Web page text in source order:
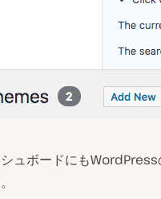
ュボードにも